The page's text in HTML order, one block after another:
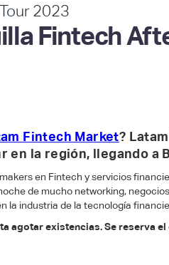
2023
Fintech
Fintech Market?
en la región, llegando a
en Fintech y servicios
de mucho networking,
la industria de la tecnología
agotar existencias. Se reserva